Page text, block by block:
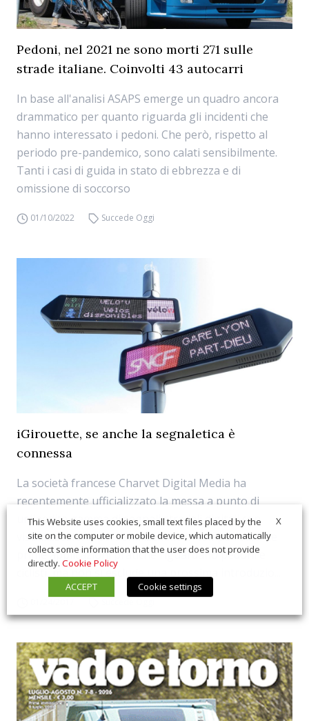
Pedoni, nel 2021 ne sono morti 271 sulle
strade italiane. Coinvolti 43 autocarri
In base all'analisi ASAPS emerge un quadro ancora
drammatico per quanto riguarda gli incidenti che
hanno interessato i pedoni. Che però, rispetto al
periodo pre-pandemico, sono calati sensibilmente.
Tanti i casi di guida in stato di ebbrezza e di
omissione di soccorso
01/10/2022 Succede Oggi
iGirouette, se anche la segnaletica è
connessa
La società francese Charvet Digital Media ha
recentemente ufficializzato la messa a punto di
un’inedita gamma di segnali stradali digitali con
visualizzazione personalizzabile in tempo reale. Le
prime applicazioni pratiche riguardano pedoni e
ciclisti, ma non si esclude una prossima introduzio...
X
This Website uses cookies, small text files placed by the
site on the computer or mobile device, which automatically
collect some information that the user does not provide
directly. Cookie Policy
ACCEPT
Cookie settings